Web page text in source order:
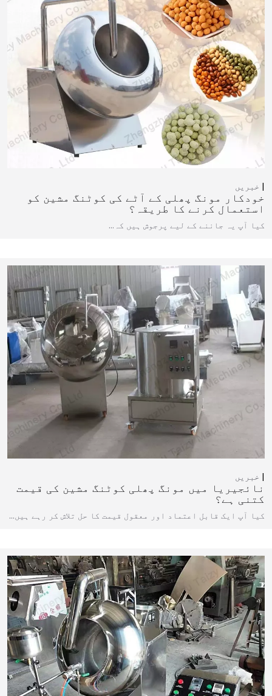
خبریں
خودکار مونگ پھلی کے آٹے کی کوٹنگ مشین کو
استعمال کرنے کا طریقہ؟
کیا آپ یہ جاننے کے لیے پرجوش ہیں کہ…
خبریں
نائجیریا میں مونگ پھلی کوٹنگ مشین کی قیمت
کتنی ہے؟
کیا آپ ایک قابل اعتماد اور معقول قیمت کا حل تلاش کر رہے ہیں…